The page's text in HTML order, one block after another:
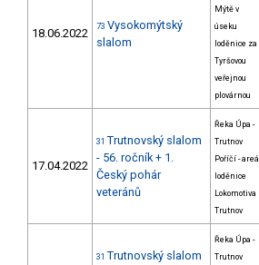
18.06.2022 73 Vysokomýtský
slalom
Mýtě v
úseku
loděnice za
Tyršovou
veřejnou
plovárnou
17.04.2022
31 Trutnovský slalom
- 56. ročník + 1.
Český pohár
veteránů
Řeka Úpa -
Trutnov
Poříčí - areál
loděnice
Lokomotiva
Trutnov
31 Trutnovský slalom
Řeka Úpa -
Trutnov